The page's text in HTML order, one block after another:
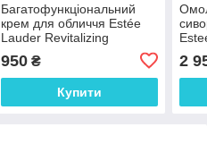
Багатофункціональний
крем для обличчя Estée
Lauder Revitalizing
Supreme+ 15 SPF 15 мл
950₴
Купити
2